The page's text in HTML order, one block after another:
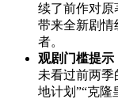
续了前作对原
带来全新剧情
者。
观剧门槛提示
未看过前两季
地计划”“克隆